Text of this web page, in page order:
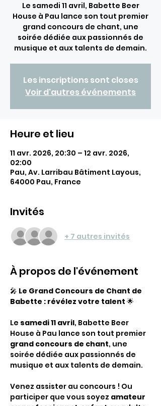
Le samedi 11 avril, Babette Beer
House à Pau lance son tout premier
grand concours de chant, une
soirée dédiée aux passionnés de
musique et aux talents de demain.
Les inscriptions sont closes
Voir d'autres événements
Heure et lieu
11 avr. 2026, 20:30 – 12 avr. 2026,
02:00
Pau, Av. Larribau Bâtiment Layous,
64000 Pau, France
Invités
+ 7 autres invités
À propos de l'événement
🎤 Le Grand Concours de Chant de
Babette : révélez votre talent 🌟
Le samedi 11 avril, Babette Beer
House à Pau lance son tout premier
grand concours de chant, une
soirée dédiée aux passionnés de
musique et aux talents de demain.
Venez assister au concours ! Ou
participer que vous soyez amateur